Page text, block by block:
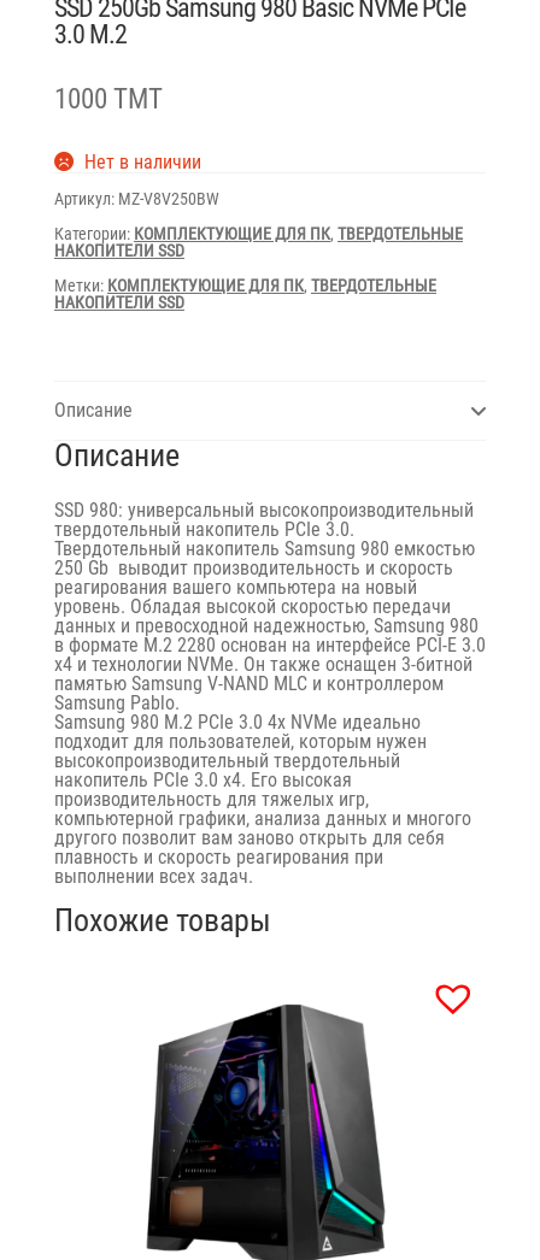
SSD 250Gb Samsung 980 Basic NVMe PCIe
3.0 M.2
1000 TMT
Нет в наличии
Артикул: MZ-V8V250BW
Категории: КОМПЛЕКТУЮЩИЕ ДЛЯ ПК, ТВЕРДОТЕЛЬНЫЕ
НАКОПИТЕЛИ SSD
Метки: КОМПЛЕКТУЮЩИЕ ДЛЯ ПК, ТВЕРДОТЕЛЬНЫЕ
НАКОПИТЕЛИ SSD
Описание
Описание
SSD 980: универсальный высокопроизводительный
твердотельный накопитель PCIe 3.0.
Твердотельный накопитель Samsung 980 емкостью
250 Gb выводит производительность и скорость
реагирования вашего компьютера на новый
уровень. Обладая высокой скоростью передачи
данных и превосходной надежностью, Samsung 980
в формате M.2 2280 основан на интерфейсе PCI-E 3.0
x4 и технологии NVMe. Он также оснащен 3-битной
памятью Samsung V-NAND MLC и контроллером
Samsung Pablo.
Samsung 980 M.2 PCIe 3.0 4x NVMe идеально
подходит для пользователей, которым нужен
высокопроизводительный твердотельный
накопитель PCIe 3.0 x4. Его высокая
производительность для тяжелых игр,
компьютерной графики, анализа данных и многого
другого позволит вам заново открыть для себя
плавность и скорость реагирования при
выполнении всех задач.
Похожие товары